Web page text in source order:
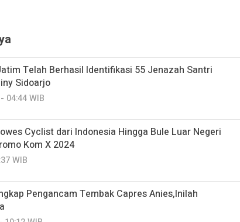
Telah Berhasil Identifikasi 55 Jenazah Santri
Sidoarjo
04:44 WIB
Cyclist dari Indonesia Hingga Bule Luar Negeri
Kom X 2024
WIB
Pengancam Tembak Capres Anies,Inilah